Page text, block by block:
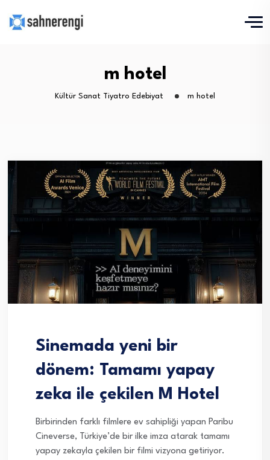
m hotel
Kültür Sanat Tiyatro Edebiyat m hotel
Sinemada yeni bir
dönem: Tamamı yapay
zeka ile çekilen M Hotel
Birbirinden farklı filmlere ev sahipliği yapan Paribu
Cineverse, Türkiye’de bir ilke imza atarak tamamı
yapay zekayla çekilen bir filmi vizyona getiriyor.